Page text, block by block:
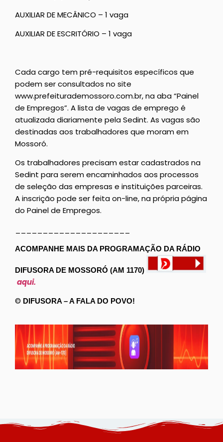
AUXILIAR DE MECÂNICO – 1 vaga
AUXILIAR DE ESCRITÓRIO – 1 vaga
Cada cargo tem pré-requisitos específicos que
podem ser consultados no site
www.prefeiturademossoro.com.br, na aba “Painel
de Empregos”. A lista de vagas de emprego é
atualizada diariamente pela Sedint. As vagas são
destinadas aos trabalhadores que moram em
Mossoró.
Os trabalhadores precisam estar cadastrados na
Sedint para serem encaminhados aos processos
de seleção das empresas e instituições parceiras.
A inscrição pode ser feita on-line, na própria página
do Painel de Empregos.
ACOMPANHE MAIS DA PROGRAMAÇÃO DA RÁDIO
DIFUSORA DE MOSSORÓ (AM 1170)
aqui.
© DIFUSORA – A FALA DO POVO!